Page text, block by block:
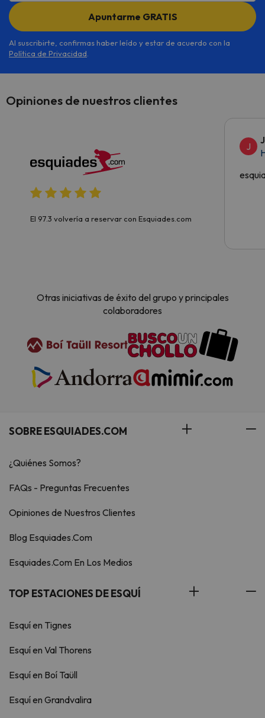
de estancias exigidas por el
persona/noche.
apartamento.
Apuntarme GRATIS
Al suscribirte, confirmas haber leído y estar de acuerdo con la
Política de Privacidad
Opiniones de nuestros clientes
El 97.3 volvería a reservar con Esquiades.com
J
Otras iniciativas de éxito del grupo y principales
colaboradores
SOBRE ESQUIADES.COM
¿Quiénes Somos?
FAQs - Preguntas Frecuentes
Opiniones de Nuestros Clientes
Blog Esquiades.Com
Esquiades.Com En Los Medios
TOP ESTACIONES DE ESQUÍ
Esquí en Tignes
Esquí en Val Thorens
Esquí en Boí Taüll
Esquí en Grandvalira